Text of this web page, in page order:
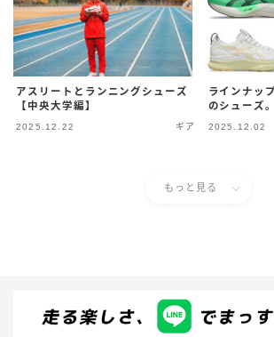
アスリートとランニングシューズ
【中央大学編】
2025.12.22 ギア
ラインナッ
のシューズ
2025.12.02
もっと見る